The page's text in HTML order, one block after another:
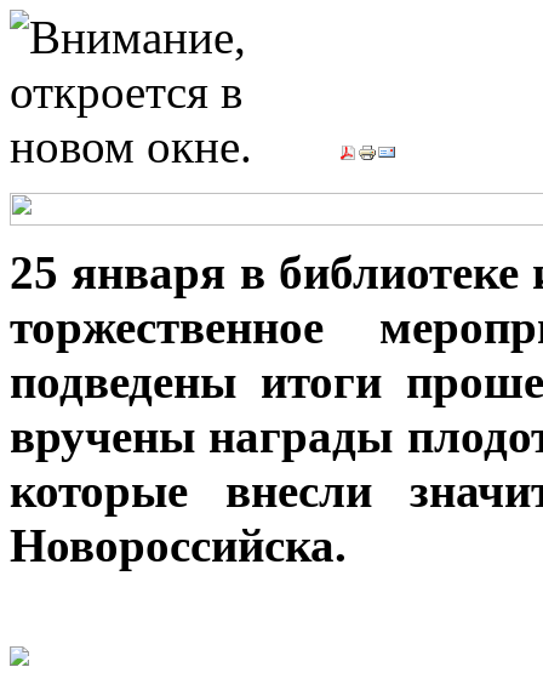
25 января в
торжественное
подведены итоги
вручены награды
которые внесли
Новороссийска.